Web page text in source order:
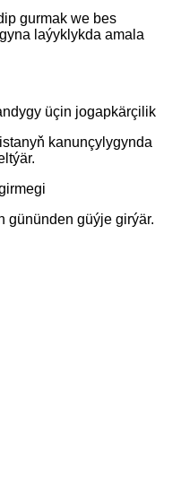
gurmak we bes
laýyklykda amala
üçin jogapkärçilik
kanunçylygynda
gününden güýje girýär.